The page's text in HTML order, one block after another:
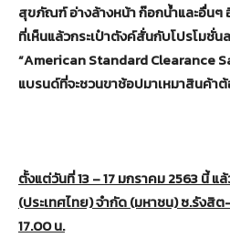
สุขภัณฑ์ อ่างล้างหน้า ก๊อกน้ำและอื่นๆ
ที่เห็นแล้วกระเป๋าตังค์สั่นกับโปรโมชั่น
“American Standard Clearance
แบรนด์ที่จะชวนขาช้อปมาเหมาสินค้า
ตั้งแต่วันที่13 – 17มกราคม2563นี้ แ
(ประเทศไทย) จำกัด (มหาชน) ซ.รังสิต
17.00น.